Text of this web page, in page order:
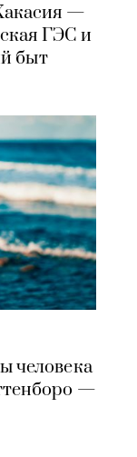
—
ГЭС и
быт
человека
—